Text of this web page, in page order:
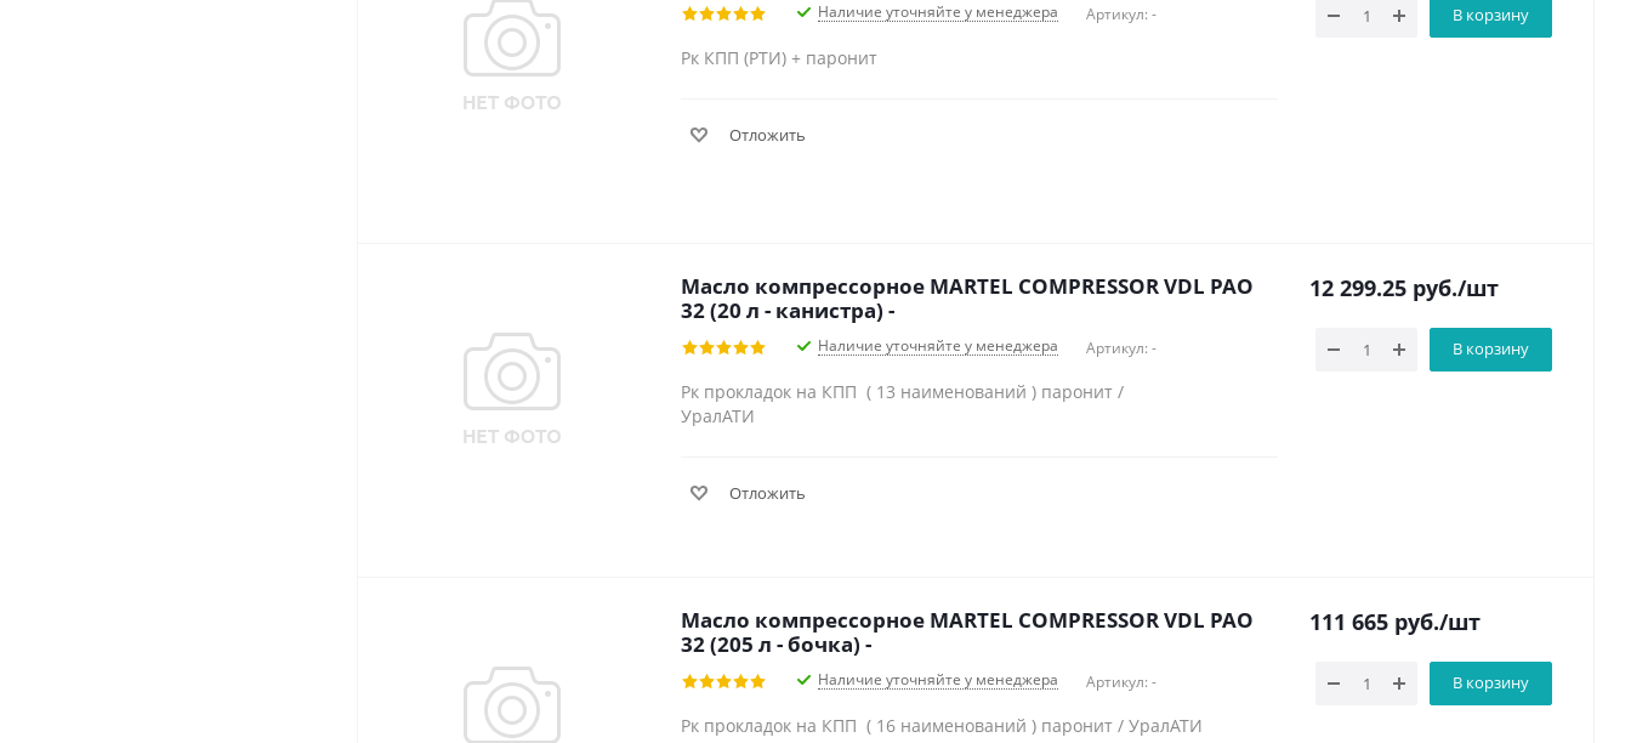
Наличие уточняйте у менеджера Артикул: -
Рк КПП (РТИ) + паронит
Отложить
В корзину
Масло компрессорное MARTEL COMPRESSOR VDL PAO
32 (20 л - канистра) -
Наличие уточняйте у менеджера Артикул: -
Рк прокладок на КПП ( 13 наименований ) паронит /
УралАТИ
Отложить
12 299.25 руб./шт
В корзину
Масло компрессорное MARTEL COMPRESSOR VDL PAO
32 (205 л - бочка) -
Наличие уточняйте у менеджера Артикул: -
Рк прокладок на КПП ( 16 наименований ) паронит / УралАТИ
111 665 руб./шт
В корзину